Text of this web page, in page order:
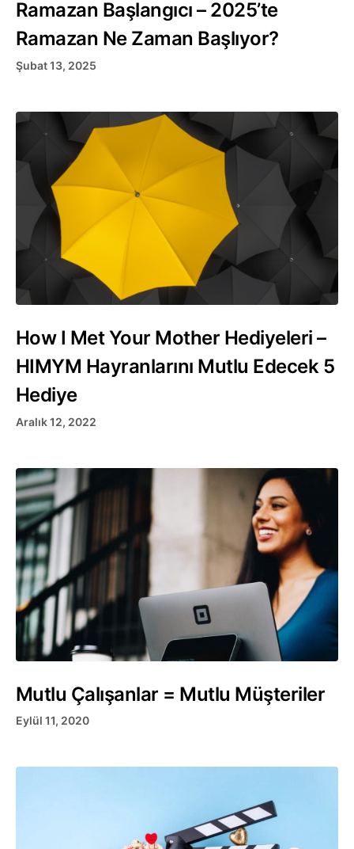
Ramazan Başlangıcı – 2025’te
Ramazan Ne Zaman Başlıyor?
Şubat 13, 2025
How I Met Your Mother Hediyeleri –
HIMYM Hayranlarını Mutlu Edecek 5
Hediye
Aralık 12, 2022
Mutlu Çalışanlar = Mutlu Müşteriler
Eylül 11, 2020